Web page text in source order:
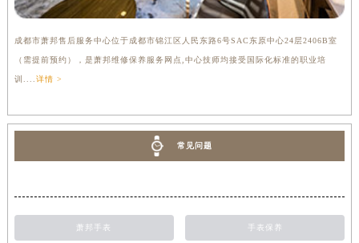
成都市萧邦售后服务中心位于成都市锦江区人民东路6号SAC东原中心24层2406B室
（需提前预约），是萧邦维修保养服务网点,中心技师均接受国际化标准的职业培
训.... 详情 >
常见问题
萧邦手表 手表保养